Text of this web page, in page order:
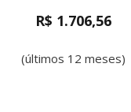
R$ 1.706,56
(últimos 12 meses)